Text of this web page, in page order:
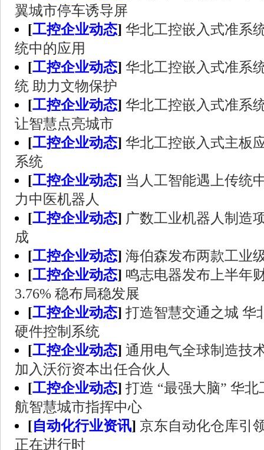
翼城市停车诱导屏
[工控企业动态] 华北工控嵌入式准系
统中的应用
[工控企业动态] 华北工控嵌入式准系
统 助力文物保护
[工控企业动态] 华北工控嵌入式准系
让智慧点亮城市
[工控企业动态] 华北工控嵌入式主板
系统
[工控企业动态] 当人工智能遇上传
力中医机器人
[工控企业动态] 广数工业机器人制造
成
[工控企业动态] 海伯森发布两款工业
[工控企业动态] 鸣志电器发布上半年
3.76% 稳布局稳发展
[工控企业动态] 打造智慧交通之城 华
硬件控制系统
[工控企业动态] 通用电气全球制造技
加入沃衍资本出任合伙人
[工控企业动态] 打造 “最强大脑” 华
航智慧城市指挥中心
[自动化行业资讯] 京东自动化仓库引
正在进行时